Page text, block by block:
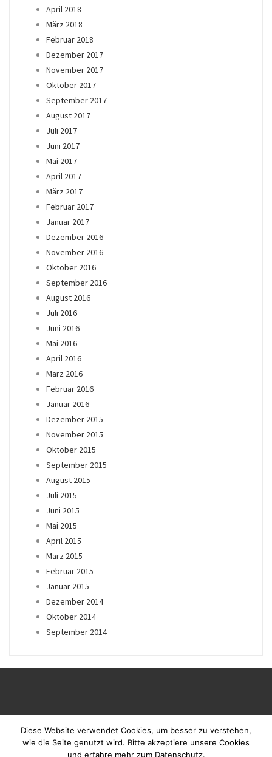
April 2018
März 2018
Februar 2018
Dezember 2017
November 2017
Oktober 2017
September 2017
August 2017
Juli 2017
Juni 2017
Mai 2017
April 2017
März 2017
Februar 2017
Januar 2017
Dezember 2016
November 2016
Oktober 2016
September 2016
August 2016
Juli 2016
Juni 2016
Mai 2016
April 2016
März 2016
Februar 2016
Januar 2016
Dezember 2015
November 2015
Oktober 2015
September 2015
August 2015
Juli 2015
Juni 2015
Mai 2015
April 2015
März 2015
Februar 2015
Januar 2015
Dezember 2014
Oktober 2014
September 2014
Diese Website verwendet Cookies, um besser zu verstehen,
wie die Seite genutzt wird. Bitte akzeptiere unsere Cookies
und erfahre mehr zum Datenschutz.